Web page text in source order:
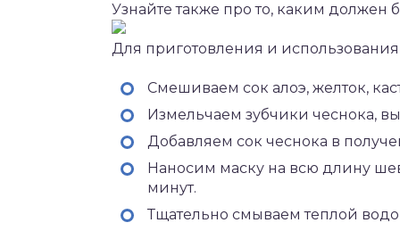
Узнайте также про то, каким должен
Для приготовления и
Смешиваем сок алоэ, желток,
Измельчаем зубчики чеснока,
Добавляем сок чеснока в
Наносим маску на всю длину
минут.
Тщательно смываем теплой